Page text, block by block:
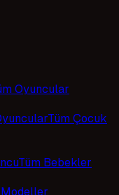
Oyuncular
Tüm Çocuk
Tüm Bebekler